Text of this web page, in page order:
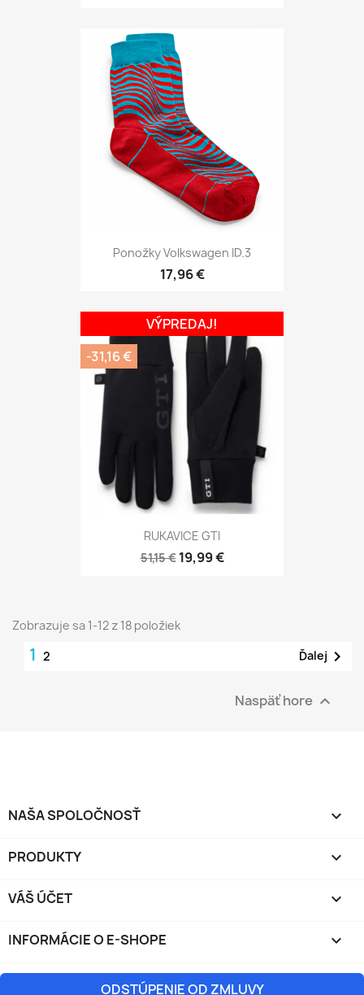
Ponožky Volkswagen ID.3
17,96 €
RUKAVICE GTI
51,15 € 19,99 €
VÝPREDAJ!
-31,16 €
Zobrazuje sa 1-12 z 18 položiek
1 2 Ďalej 
Naspäť hore 
NAŠA SPOLOČNOSŤ 
PRODUKTY 
VÁŠ ÚČET 
INFORMÁCIE O E-SHOPE keyboard_arrow_down
ODSTÚPENIE OD ZMLUVY